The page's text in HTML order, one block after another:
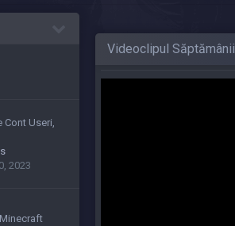
Cont Useri,
2023
Videoclipul Săptămânii